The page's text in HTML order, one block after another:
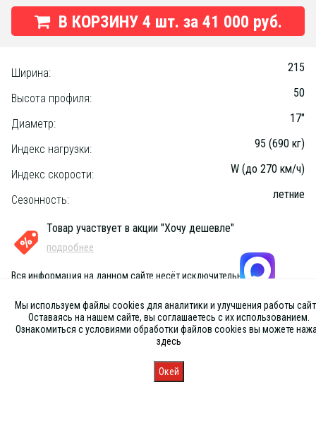
В КОРЗИНУ 4 шт. за 41 000 руб.
Ширина: 215
Высота профиля: 50
Диаметр: 17"
Индекс нагрузки: 95 (690 кг)
Индекс скорости: W (до 270 км/ч)
Сезонность: летние
Товар участвует в акции "Хочу дешевле"
подробнее
Вся информация на данном сайте несёт исключительно
публичной офертой, определяемой положениями Статьи 437 (2) ГК
РФ
Запись
Мы используем файлы cookies для аналитики и улучшения работы
Оставаясь на нашем сайте, вы соглашаетесь с их использованием.
Ознакомиться с условиями обработки файлов cookies вы можете
здесь
Окей